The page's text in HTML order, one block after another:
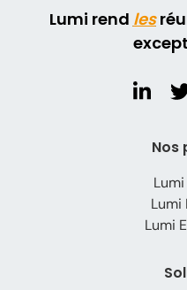
Lumi rend les
Nos
Lumi
Lumi